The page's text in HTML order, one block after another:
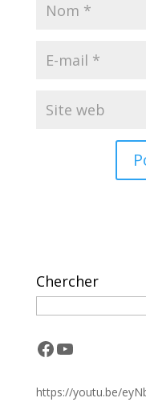
n
a
t
v
:
Chercher
Facebook
YouTube
https://youtu.be/